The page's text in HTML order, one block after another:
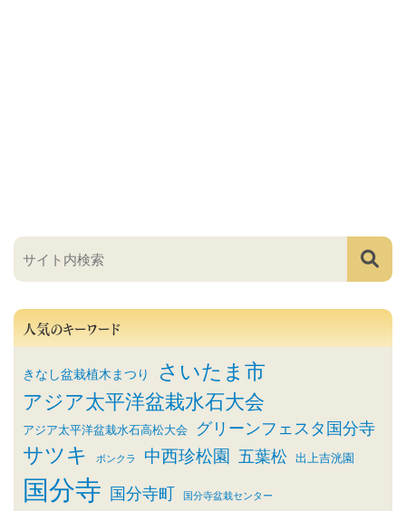
人気のキーワード
きなし盆栽植木まつり さいたま市
アジア太平洋盆栽水石大会
アジア太平洋盆栽水石高松大会 グリーンフェスタ国分寺
サツキ ボンクラ 中西珍松園 五葉松 出上吉洸園
国分寺 国分寺町 国分寺盆栽センター